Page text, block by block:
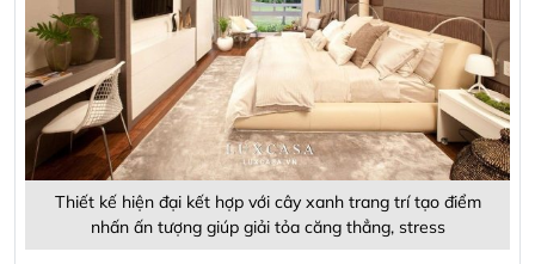
Thiết kế hiện đại kết hợp với cây xanh trang trí tạo điểm
nhấn ấn tượng giúp giải tỏa căng thẳng, stress